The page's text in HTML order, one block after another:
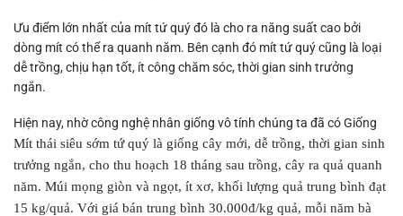
Ưu điểm lớn nhất của mít tứ quý đó là cho ra năng suất cao bởi
dòng mít có thể ra quanh năm. Bên cạnh đó mít tứ quý cũng là loại
dễ trồng, chịu hạn tốt, ít công chăm sóc, thời gian sinh trưởng
ngắn.
Hiện nay, nhờ công nghệ nhân giống vô tính chúng ta đã có Giống
Mít thái siêu sớm tứ quý là giống cây mới, dễ trồng, thời gian sinh
trưởng ngắn, cho thu hoạch 18 tháng sau trồng, cây ra quả quanh
năm. Múi mọng giòn và ngọt, ít xơ, khối lượng quả trung bình đạt
15 kg/quả. Với giá bán trung bình 30.000đ/kg quả, mỗi năm bà